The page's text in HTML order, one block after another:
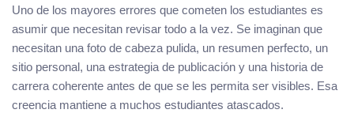
Uno de los mayores errores que cometen los estudiantes es
asumir que necesitan revisar todo a la vez. Se imaginan que
necesitan una foto de cabeza pulida, un resumen perfecto, un
sitio personal, una estrategia de publicación y una historia de
carrera coherente antes de que se les permita ser visibles. Esa
creencia mantiene a muchos estudiantes atascados.